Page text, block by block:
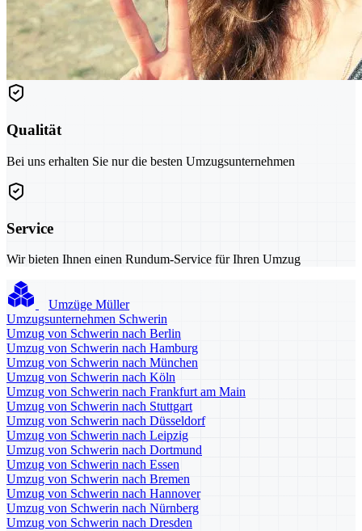
Qualität
Bei uns erhalten Sie nur die besten Umzugsunternehmen
Service
Wir bieten Ihnen einen Rundum-Service für Ihren Umzug
Umzüge Müller
Umzugsunternehmen Schwerin
Umzug von Schwerin nach Berlin
Umzug von Schwerin nach Hamburg
Umzug von Schwerin nach München
Umzug von Schwerin nach Köln
Umzug von Schwerin nach Frankfurt am Main
Umzug von Schwerin nach Stuttgart
Umzug von Schwerin nach Düsseldorf
Umzug von Schwerin nach Leipzig
Umzug von Schwerin nach Dortmund
Umzug von Schwerin nach Essen
Umzug von Schwerin nach Bremen
Umzug von Schwerin nach Hannover
Umzug von Schwerin nach Nürnberg
Umzug von Schwerin nach Dresden